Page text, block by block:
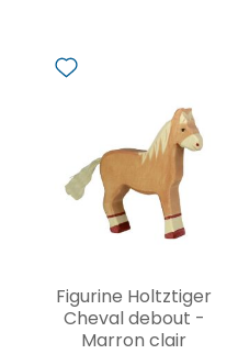
Figurine Holtztiger
Cheval debout -
Marron clair